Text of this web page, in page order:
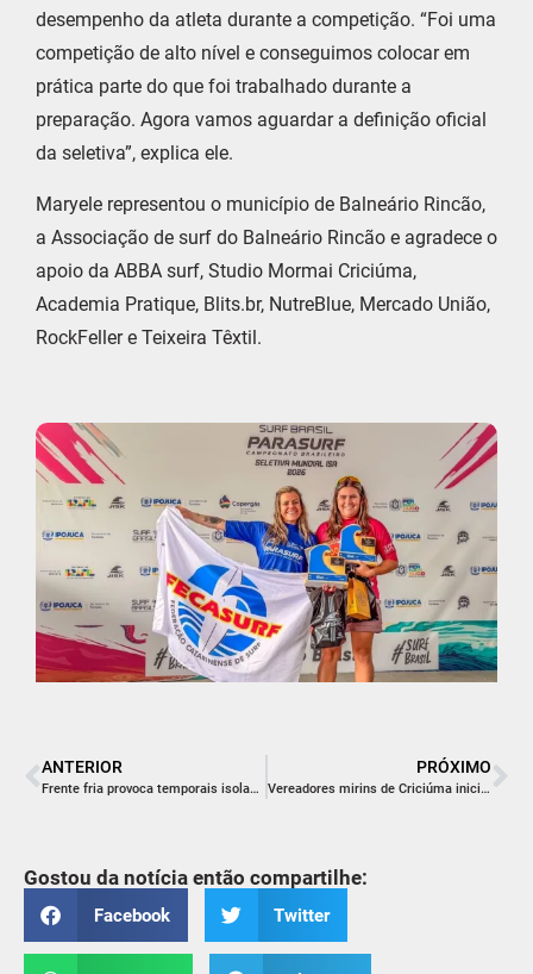
desempenho da atleta durante a competição. “Foi uma
competição de alto nível e conseguimos colocar em
prática parte do que foi trabalhado durante a
preparação. Agora vamos aguardar a definição oficial
da seletiva”, explica ele.
Maryele representou o município de Balneário Rincão,
a Associação de surf do Balneário Rincão e agradece o
apoio da ABBA surf, Studio Mormai Criciúma,
Academia Pratique, Blits.br, NutreBlue, Mercado União,
RockFeller e Teixeira Têxtil.
ANTERIOR
Frente fria provoca temporais isolados e queda nas temperaturas em Santa Catarina nesta semana
PRÓXIMO
Vereadores mirins de Criciúma iniciam agenda em Brasília com imersão histórica e formação cidadã
Gostou da notícia então compartilhe:
Facebook Twitter